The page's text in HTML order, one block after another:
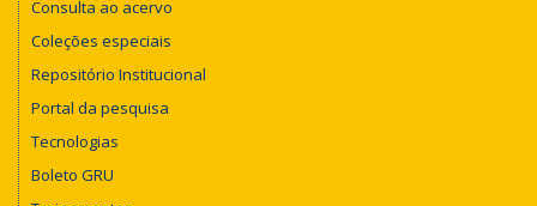
Consulta ao acervo
Coleções especiais
Repositório Institucional
Portal da pesquisa
Tecnologias
Boleto GRU